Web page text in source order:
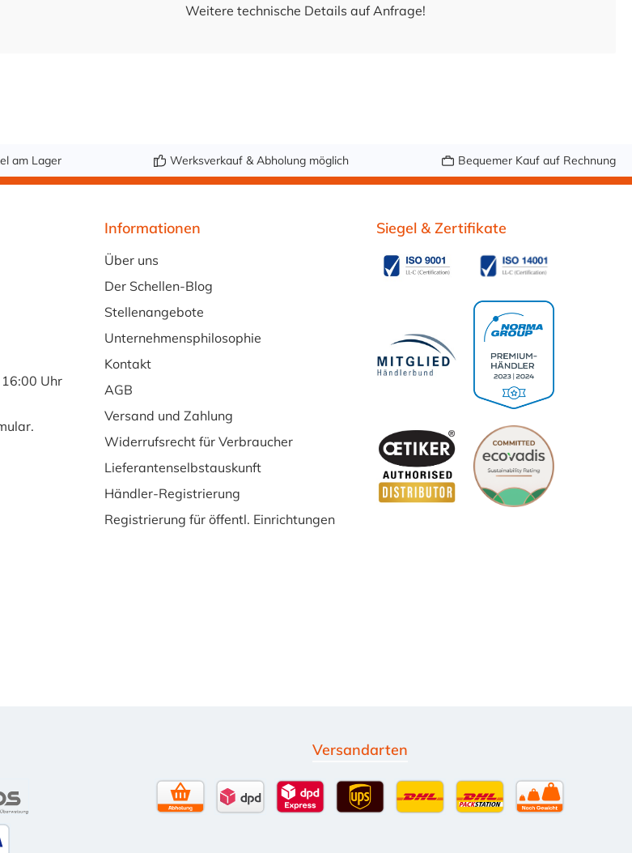
Weitere technische Details auf Anfrage!
am Lager Werksverkauf & Abholung möglich Bequemer Kauf auf Rechnung
Uhr
.
Informationen
Über uns
Der Schellen-Blog
Stellenangebote
Unternehmensphilosophie
Kontakt
AGB
Versand und Zahlung
Widerrufsrecht für Verbraucher
Lieferantenselbstauskunft
Händler-Registrierung
Registrierung für öffentl. Einrichtungen
Siegel & Zertifikate
eps
Versandarten